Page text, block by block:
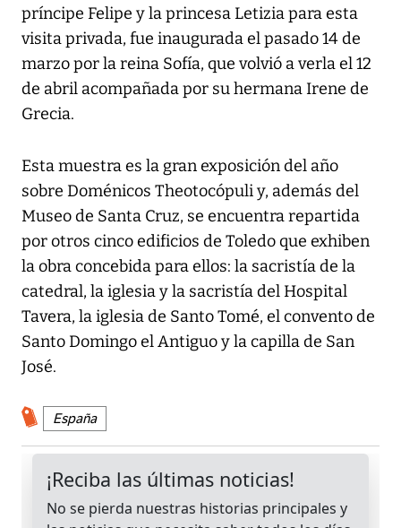
príncipe Felipe y la princesa Letizia para esta
visita privada, fue inaugurada el pasado 14 de
marzo por la reina Sofía, que volvió a verla el 12
de abril acompañada por su hermana Irene de
Grecia.
Esta muestra es la gran exposición del año
sobre Doménicos Theotocópuli y, además del
Museo de Santa Cruz, se encuentra repartida
por otros cinco edificios de Toledo que exhiben
la obra concebida para ellos: la sacristía de la
catedral, la iglesia y la sacristía del Hospital
Tavera, la iglesia de Santo Tomé, el convento de
Santo Domingo el Antiguo y la capilla de San
José.
España